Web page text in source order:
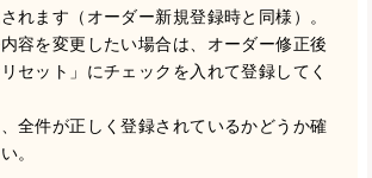
れます（オーダー新規登録時と同様）。
容を変更したい場合は、オーダー修正後
セット」にチェックを入れて登録してく
全件が正しく登録されているかどうか確
。